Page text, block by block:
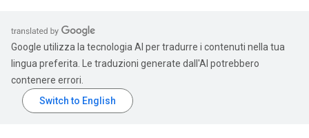
Google utilizza la tecnologia AI per tradurre i contenuti nella tua
lingua preferita. Le traduzioni generate dall'AI potrebbero
contenere errori.